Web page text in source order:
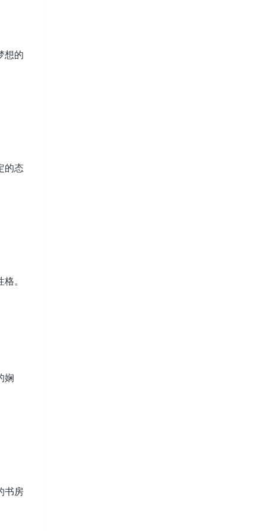
想的
的态
。
娴
书房